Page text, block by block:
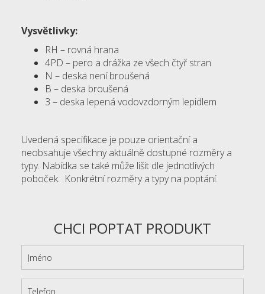
Vysvětlivky:
RH – rovná hrana
4PD – pero a drážka ze všech čtyř stran
N – deska není broušená
B – deska broušená
3 – deska lepená vodovzdorným lepidlem
Uvedená specifikace je pouze orientační a
neobsahuje všechny aktuálně dostupné rozměry a
typy. Nabídka se také může lišit dle jednotlivých
poboček. Konkrétní rozměry a typy na poptání.
CHCI POPTAT PRODUKT